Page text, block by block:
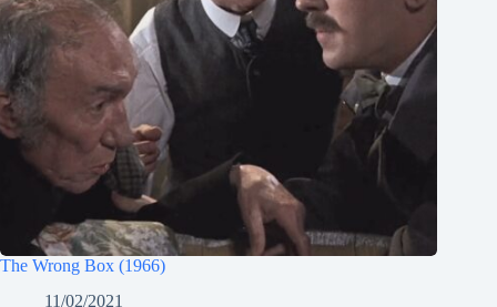
The Wrong Box (1966)
11/02/2021